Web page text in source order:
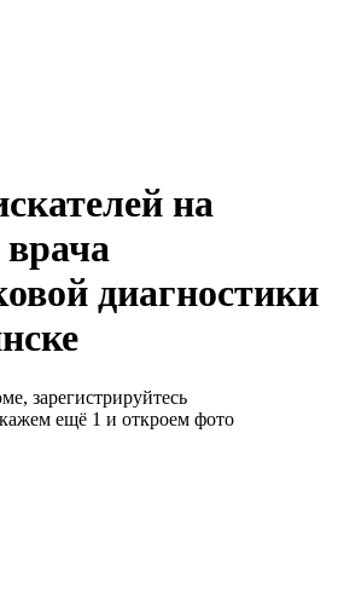
на
диагностики
зарегистрируйтесь
ещё 1 и откроем фото